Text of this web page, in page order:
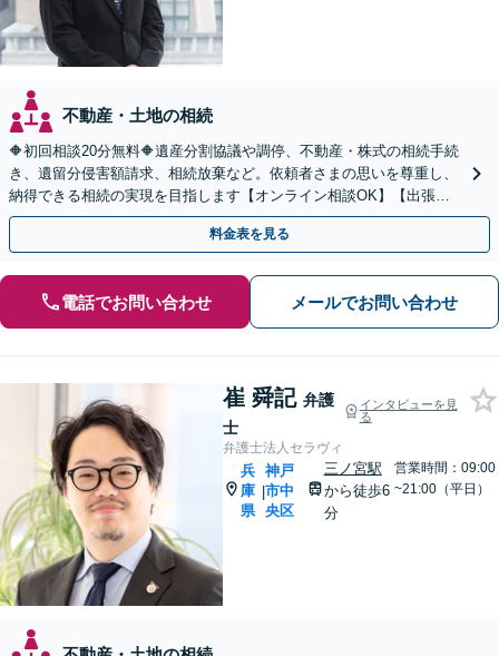
不動産・土地の相続
🔶初回相談20分無料🔶遺産分割協議や調停、不動産・株式の相続手続
き、遺留分侵害額請求、相続放棄など。依頼者さまの思いを尊重し、
納得できる相続の実現を目指します【オンライン相談OK】【出張相
談（応相談）】【三宮駅6分】
料金表を見る
電話でお問い合わせ メールでお問い合わせ
崔 舜記 弁護
士
インタビューを見
る
弁護士法人セラヴィ
兵
庫
県
|
神戸
市中
央区
三ノ宮駅
から徒歩6
分
営業時間：09:00
~21:00（平日）